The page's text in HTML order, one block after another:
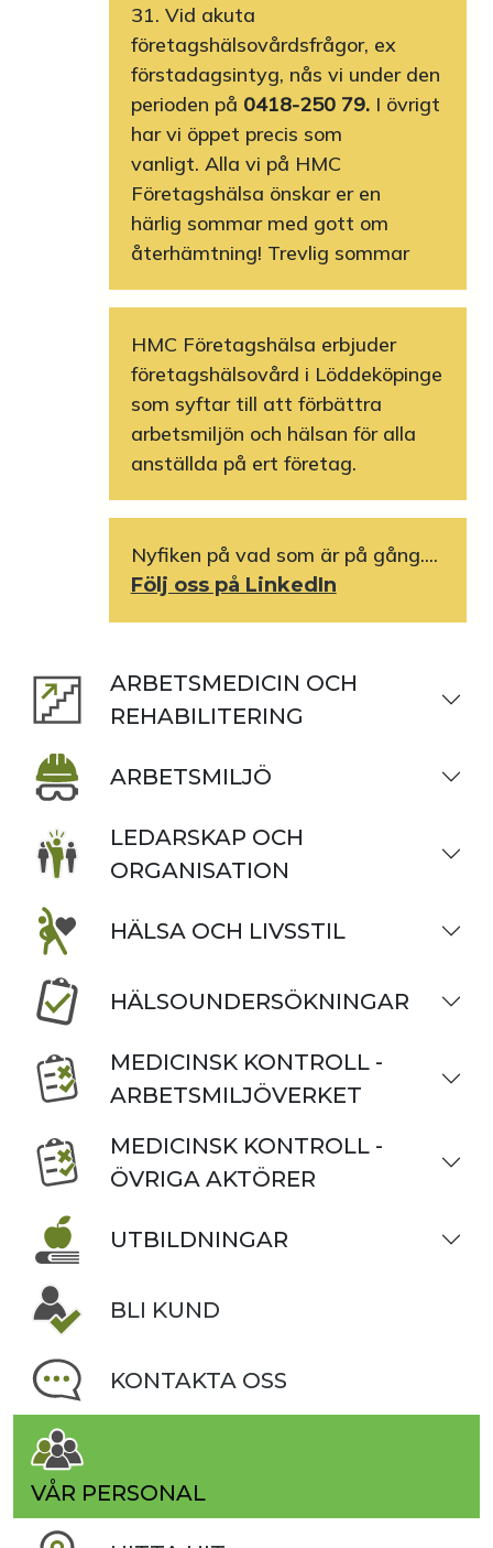
31. Vid akuta
företagshälsovårdsfrågor, ex
förstadagsintyg, nås vi under den
perioden på 0418-250 79. I övrigt
har vi öppet precis som
vanligt. Alla vi på HMC
Företagshälsa önskar er en
härlig sommar med gott om
återhämtning! Trevlig sommar
HMC Företagshälsa erbjuder
företagshälsovård i Löddeköpinge
som syftar till att förbättra
arbetsmiljön och hälsan för alla
anställda på ert företag.
Nyfiken på vad som är på gång....
Följ oss på LinkedIn
ARBETSMEDICIN OCH
REHABILITERING
ARBETSMILJÖ
LEDARSKAP OCH
ORGANISATION
HÄLSA OCH LIVSSTIL
HÄLSOUNDERSÖKNINGAR
MEDICINSK KONTROLL -
ARBETSMILJÖVERKET
MEDICINSK KONTROLL -
ÖVRIGA AKTÖRER
UTBILDNINGAR
BLI KUND
KONTAKTA OSS
VÅR PERSONAL